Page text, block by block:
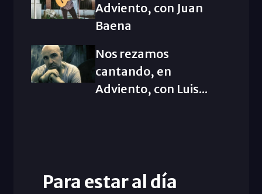
Adviento, con Juan
Baena
Nos rezamos
cantando, en
Adviento, con Luis...
Para estar al día